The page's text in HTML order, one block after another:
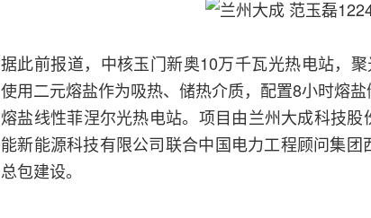
据此前报道，中核玉门新奥10万千瓦光热电站，聚
使用二元熔盐作为吸热、储热介质，配置8小时熔
熔盐线性菲涅尔光热电站。项目由兰州大成科技
能新能源科技有限公司联合中国电力工程顾问集
总包建设。